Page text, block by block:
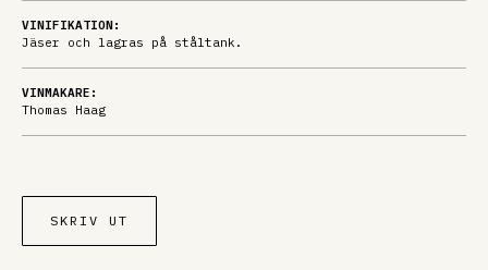
VINIFIKATION:
Jäser och lagras på ståltank.
VINMAKARE:
Thomas Haag
SKRIV UT